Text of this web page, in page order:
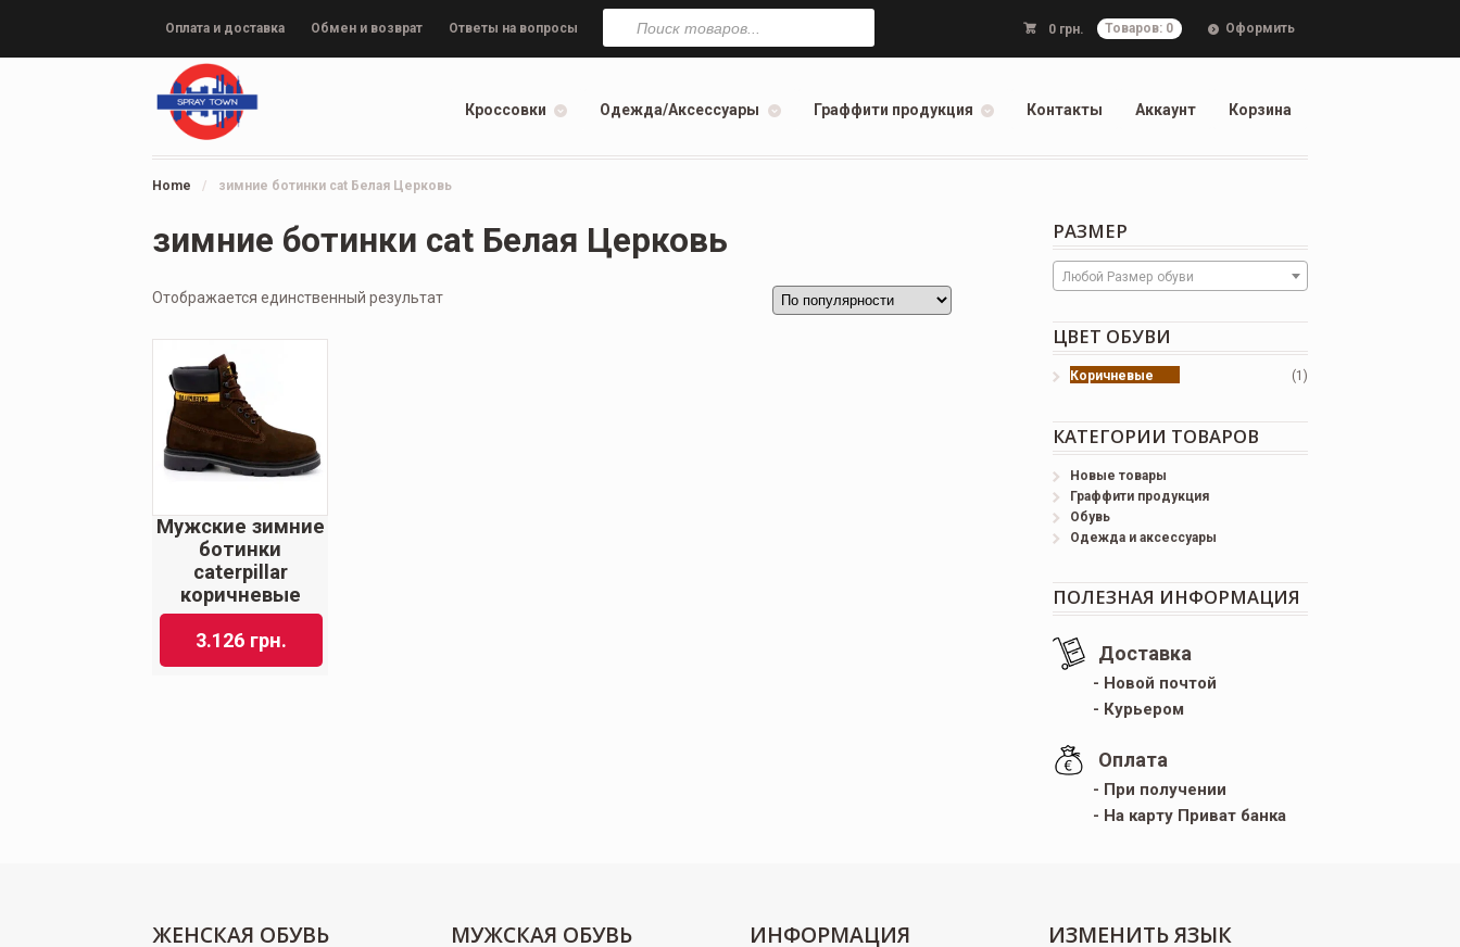
Оплата и доставка Обмен и возврат Ответы на вопросы 0 грн. Товаров: 0 Оформить
Поиск
товаров
Кроссовки Одежда/Аксессуары Граффити продукция Контакты Аккаунт Корзина
Home / зимние ботинки cat Белая Церковь
зимние ботинки cat Белая Церковь
Отображается единственный результат
Мужские зимние
ботинки
caterpillar
коричневые
3.126 грн.
РАЗМЕР
Любой Размер обуви
ЦВЕТ ОБУВИ
Коричневые (1)
КАТЕГОРИИ ТОВАРОВ
Новые товары
Граффити продукция
Обувь
Одежда и аксессуары
ПОЛЕЗНАЯ ИНФОРМАЦИЯ
Доставка
- Новой почтой
- Курьером
Оплата
- При получении
- На карту Приват банка
ЖЕНСКАЯ ОБУВЬ МУЖСКАЯ ОБУВЬ ИНФОРМАЦИЯ ИЗМЕНИТЬ ЯЗЫК